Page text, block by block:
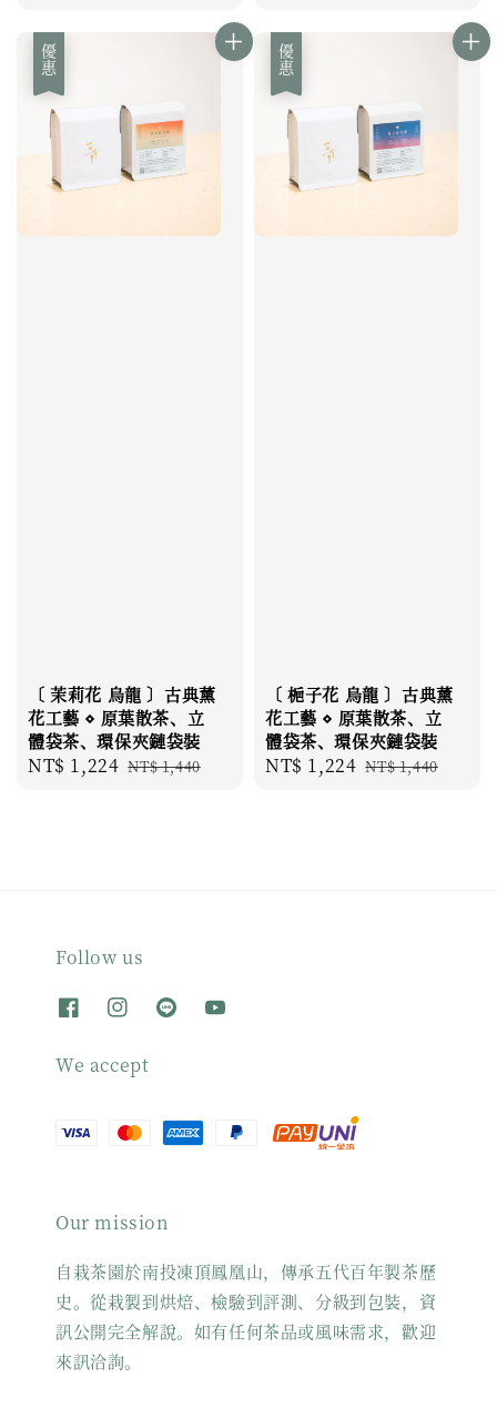
優惠
〔 茉莉花 烏龍 〕古典薰
花工藝 ⋄ 原葉散茶、立
體袋茶、環保夾鏈袋裝
Sale
NT$ 1,224 Regular
NT$ 1,440
優惠
〔 梔子花 烏龍 〕古典薰
花工藝 ⋄ 原葉散茶、立
體袋茶、環保夾鏈袋裝
Sale
NT$ 1,224 Regular
NT$ 1,440
Follow us
We accept
Our mission
自栽茶園於南投凍頂鳳凰山，傳承五代百年製茶歷
史。從栽製到烘焙、檢驗到評測、分級到包裝，資
訊公開完全解說。如有任何茶品或風味需求，歡迎
來訊洽詢。